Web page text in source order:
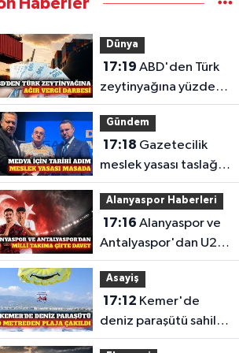
Haberler
Dünya
17:19 ABD'den Türk
zeytinyağına yüzde
12,5 ek vergi kararı
Gündem
17:18
meslek yasası taslağı
Bakan Gürlek'e
sunuldu
Alanyaspor Haberleri
17:16 Alanyaspor ve
Antalyaspor'dan U20
Milli Takımı'na davet
Asayiş
17:12
deniz paraşütü sahile
düştü: 2 yaralı